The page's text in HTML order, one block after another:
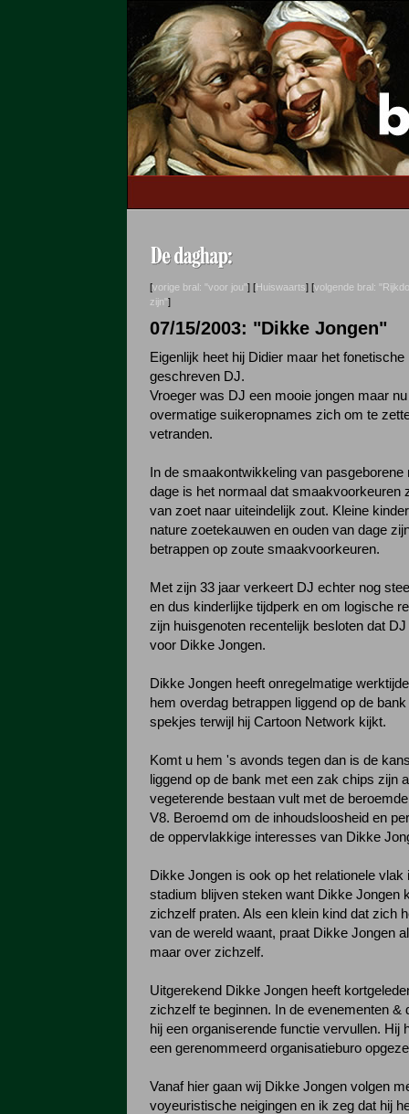
[vorige bral: "voor jou"] [Huiswaarts] [volgende bral:
zijn"]
07/15/2003: "Dikke Jongen"
Eigenlijk heet hij Didier maar het
geschreven DJ.
Vroeger was DJ een mooie jongen maar
overmatige suikeropnames zich om te
vetranden.
In de smaakontwikkeling van pasgeborene
dage is het normaal dat smaakvoorkeuren
van zoet naar uiteindelijk zout. Kleine
nature zoetekauwen en ouden van dage
betrappen op zoute smaakvoorkeuren.
Met zijn 33 jaar verkeert DJ echter nog
en dus kinderlijke tijdperk en om logische
zijn huisgenoten recentelijk besloten dat
voor Dikke Jongen.
Dikke Jongen heeft onregelmatige
hem overdag betrappen liggend op de
spekjes terwijl hij Cartoon Network kijkt.
Komt u hem 's avonds tegen dan is de
liggend op de bank met een zak chips zijn
vegeterende bestaan vult met de
V8. Beroemd om de inhoudsloosheid en
de oppervlakkige interesses van Dikke
Dikke Jongen is ook op het relationele vlak
stadium blijven steken want Dikke Jongen
zichzelf praten. Als een klein kind dat zich
van de wereld waant, praat Dikke Jongen
maar over zichzelf.
Uitgerekend Dikke Jongen heeft
zichzelf te beginnen. In de evenementen &
hij een organiserende functie vervullen. Hij
een gerenommeerd organisatieburo
Vanaf hier gaan wij Dikke Jongen volgen
voyeuristische neigingen en ik zeg dat hij